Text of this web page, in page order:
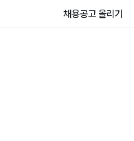
채용공고 올리기